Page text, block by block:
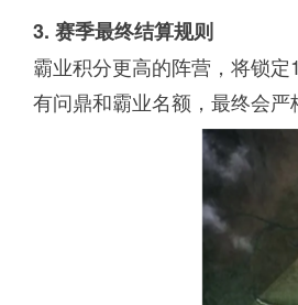
3. 赛季最终结算规则
霸业积分更高的阵营，将锁定
有问鼎和霸业名额，最终会